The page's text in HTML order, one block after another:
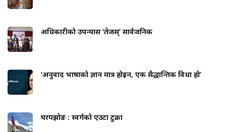
अधिकारीको उपन्यास ‘तेजस्’ सार्वजनिक
‘अनुवाद भाषाको ज्ञान मात्र होइन, एक सैद्धान्तिक विधा हो’
घरपझोङ : स्वर्गको एउटा टुक्रा